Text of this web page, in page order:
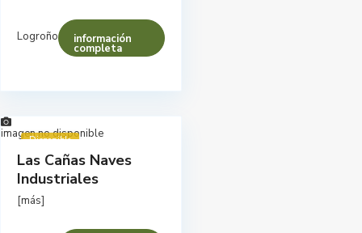
Logroño información
completa
Disponible
imagen no disponible
Las Cañas Naves
Industriales
[más]